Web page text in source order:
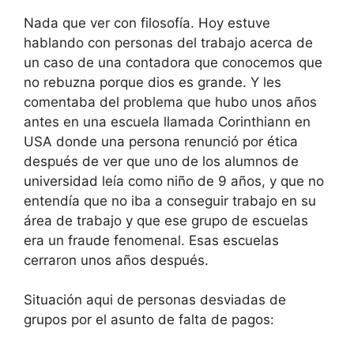
Nada que ver con filosofía. Hoy estuve
hablando con personas del trabajo acerca de
un caso de una contadora que conocemos que
no rebuzna porque dios es grande. Y les
comentaba del problema que hubo unos años
antes en una escuela llamada Corinthiann en
USA donde una persona renunció por ética
después de ver que uno de los alumnos de
universidad leía como niño de 9 años, y que no
entendía que no iba a conseguir trabajo en su
área de trabajo y que ese grupo de escuelas
era un fraude fenomenal. Esas escuelas
cerraron unos años después.
Situación aqui de personas desviadas de
grupos por el asunto de falta de pagos: